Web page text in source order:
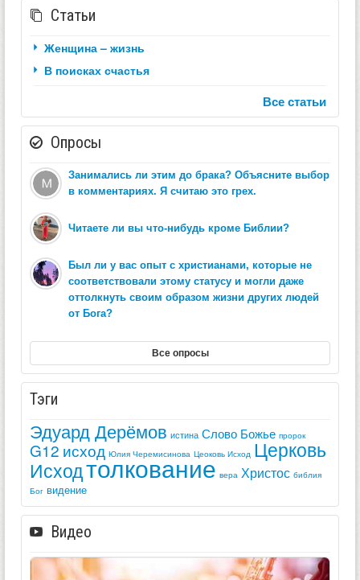
Статьи
Женщина – жизнь
В поисках счастья
Все статьи
Опросы
Занимались ли этим до брака? Объясните выбор
в комментариях. Я считаю это грех.
Читаете ли вы что-нибудь кроме Библии?
Был ли у вас опыт с христианами, которые не
соответствовали этому статусу и могли даже
оттолкнуть своим образом жизни других людей
от Бога?
Все опросы
Тэги
Эдуард Дерёмов истина Слово Божье пророк
G12 исход Юлия Черемисинова Цеоковь Исход Церковь
Исходтолкование вера Христос библия
Бог видение
Видео